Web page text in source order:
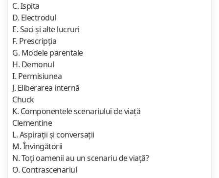
C. Ispita
D. Electrodul
E. Saci şi alte lucruri
F. Prescripţia
G. Modele parentale
H. Demonul
I. Permisiunea
J. Eliberarea internă
Chuck
K. Componentele scenariului de viaţă
Clementine
L. Aspiraţii şi conversaţii
M. Învingătorii
N. Toţi oamenii au un scenariu de viaţă?
O. Contrascenariul